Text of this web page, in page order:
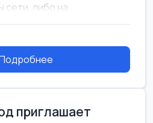
либо на...
приглашает